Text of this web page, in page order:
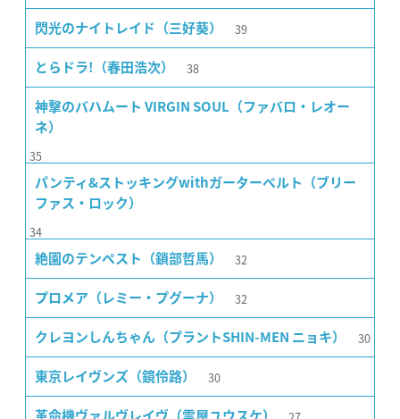
閃光のナイトレイド（三好葵） 39
とらドラ!（春田浩次） 38
神撃のバハムート VIRGIN SOUL（ファバロ・レオー
ネ）
35
パンティ&ストッキングwithガーターベルト（ブリー
ファス・ロック）
34
絶園のテンペスト（鎖部哲馬） 32
プロメア（レミー・プグーナ） 32
クレヨンしんちゃん（プラントSHIN-MEN ニョキ） 30
東京レイヴンズ（鏡伶路） 30
革命機ヴァルヴレイヴ（霊屋ユウスケ）